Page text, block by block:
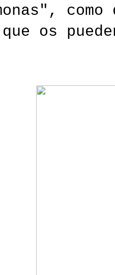
que os